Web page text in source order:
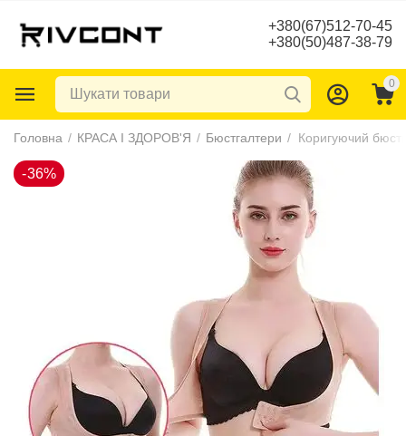
+380(67)512-70-45
+380(50)487-38-79
0
Головна / КРАСА І ЗДОРОВ'Я / Бюстгалтери /